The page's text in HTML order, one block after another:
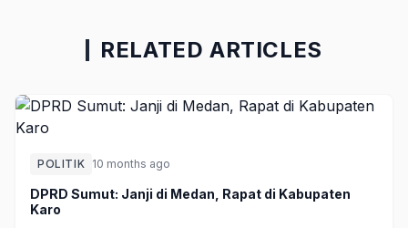
RELATED ARTICLES
POLITIK 10 months ago
DPRD Sumut: Janji di Medan, Rapat di Kabupaten
Karo